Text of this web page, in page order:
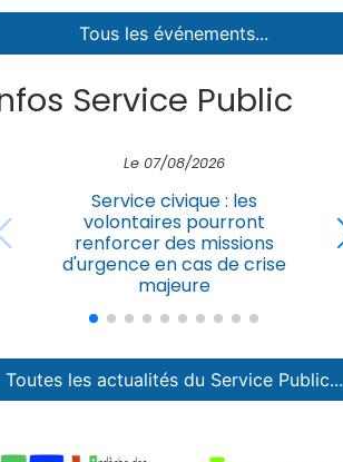
Tous les événements...
Service Public
Le 07/08/2026
Généré par l’intelligence
artificielle : comment s’y
retrouver ?
Toutes les actualités du Service Public...